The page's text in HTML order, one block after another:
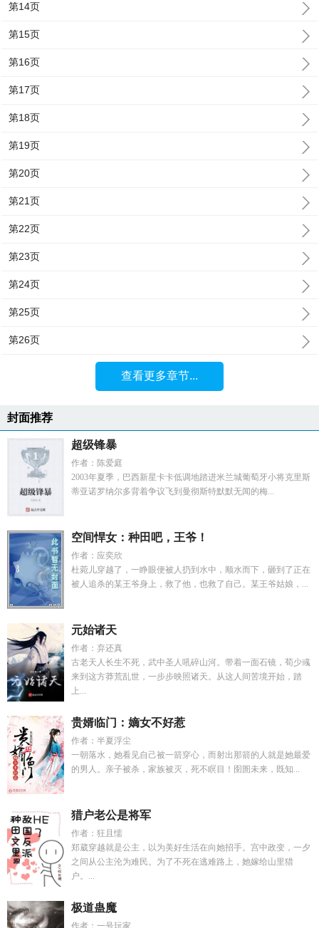
第14页
第15页
第16页
第17页
第18页
第19页
第20页
第21页
第22页
第23页
第24页
第25页
第26页
查看更多章节...
封面推荐
超级锋暴
作者：陈爱庭
2003年夏季，巴西新星卡卡低调地踏进米兰城葡萄牙小将克里斯
蒂亚诺罗纳尔多背着争议飞到曼彻斯特默默无闻的梅...
空间悍女：种田吧，王爷！
作者：应奕欣
杜菀儿穿越了，一睁眼便被人扔到水中，顺水而下，砸到了正在
被人追杀的某王爷身上，救了他，也救了自己。某王爷姑娘，...
元始诸天
作者：弃还真
古老天人长生不死，武中圣人吼碎山河。带着一面石镜，荀少彧
来到这方莽荒乱世，一步步映照诸天。从这人间苦境开始，踏
上...
贵婿临门：嫡女不好惹
作者：半夏浮尘
一朝落水，她看见自己被一箭穿心，而射出那箭的人就是她最爱
的男人。亲子被杀，家族被灭，死不瞑目！囹圄未来，既知...
猎户老公是将军
作者：狂且懦
郑葳穿越就是公主，以为美好生活在向她招手。宫中政变，一夕
之间从公主沦为难民。为了不死在逃难路上，她嫁给山里猎
户。...
极道蛊魔
作者：一号玩家